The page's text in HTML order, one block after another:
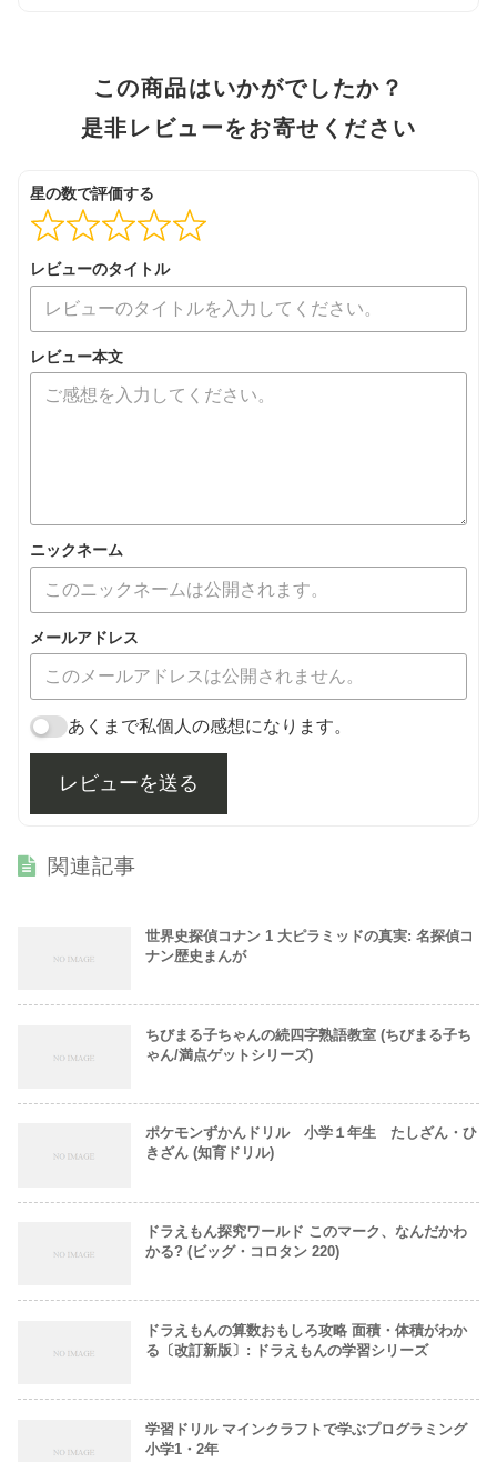
この商品はいかがでしたか？
是非レビューをお寄せください
星の数で評価する
レビューのタイトル
レビュー本文
ニックネーム
メールアドレス
あくまで私個人の感想になります。
レビューを送る
関連記事
世界史探偵コナン 1 大ピラミッドの真実: 名探偵コ
ナン歴史まんが
ちびまる子ちゃんの続四字熟語教室 (ちびまる子ち
ゃん/満点ゲットシリーズ)
ポケモンずかんドリル 小学１年生 たしざん・ひ
きざん (知育ドリル)
ドラえもん探究ワールド このマーク、なんだかわ
かる? (ビッグ・コロタン 220)
ドラえもんの算数おもしろ攻略 面積・体積がわか
る〔改訂新版〕: ドラえもんの学習シリーズ
学習ドリル マインクラフトで学ぶプログラミング
小学1・2年